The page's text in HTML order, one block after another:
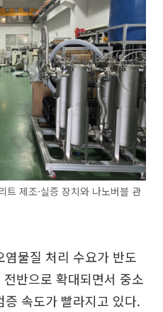
제조·실증 장치와 나노버블 관
물질 처리 수요가 반도
전반으로 확대되면서 중소
속도가 빨라지고 있다.